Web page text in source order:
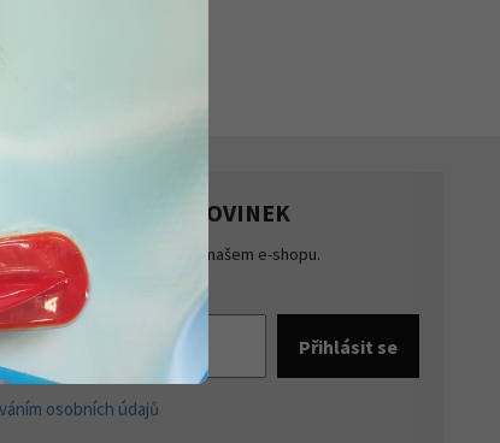
SE K ODBĚRU NOVINEK
o novinkách a akcích na našem e-shopu.
odběru novinek.
osobních údajů